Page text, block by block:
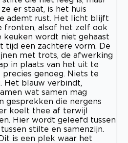
er staat, is het huis
ademt rust. Het licht blijft
fronten, alsof het zelf ook
keuken wordt niet gehaast
een zachtere vorm. De
met trots, de afwerking
in plaats van het uit te
precies genoeg. Niets te
Het blauw verbindt,
wat samen mag
gesprekken die nergens
koelt thee af terwijl
Hier wordt geleefd tussen
stilte en samenzijn.
is een plek waar het